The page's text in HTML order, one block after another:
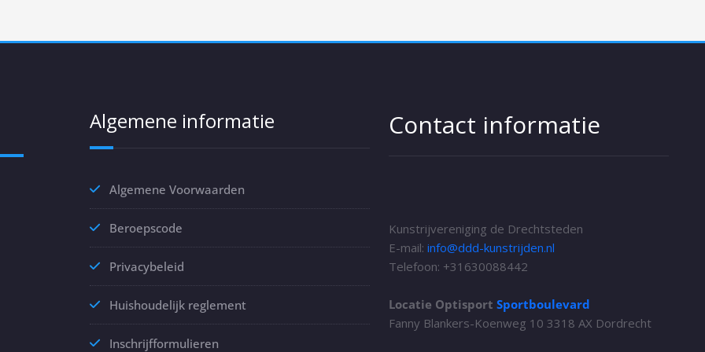
Algemene informatie
Algemene Voorwaarden
Beroepscode
Privacybeleid
Huishoudelijk reglement
Inschrijfformulieren
Contact informatie
Kunstrijvereniging de Drechtsteden
E-mail: info@ddd-kunstrijden.nl
Telefoon: +31 630088442
Locatie Optisport Sportboulevard
Fanny Blankers-Koenweg 10 3318 AX Dordrecht